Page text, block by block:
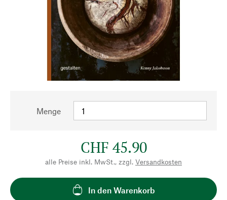
Menge
CHF 45.90
alle Preise inkl. MwSt., zzgl. Versandkosten
In den Warenkorb